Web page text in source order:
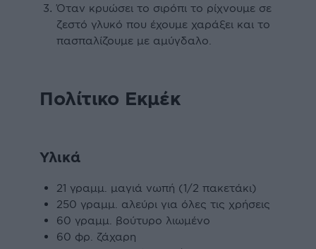
Όταν κρυώσει το σιρόπι το ρίχνουµε σε
ζεστό γλυκό που έχουµε χαράξει και το
πασπαλίζουµε µε αµύγδαλο.
Πολίτικο Εκµέκ
Υλικά
21 γραµµ. µαγιά νωπή (1/2 πακετάκι)
250 γραµµ. αλεύρι για όλες τις χρήσεις
60 γραµµ. βούτυρο λιωµένο
60 φρ. ζάχαρη